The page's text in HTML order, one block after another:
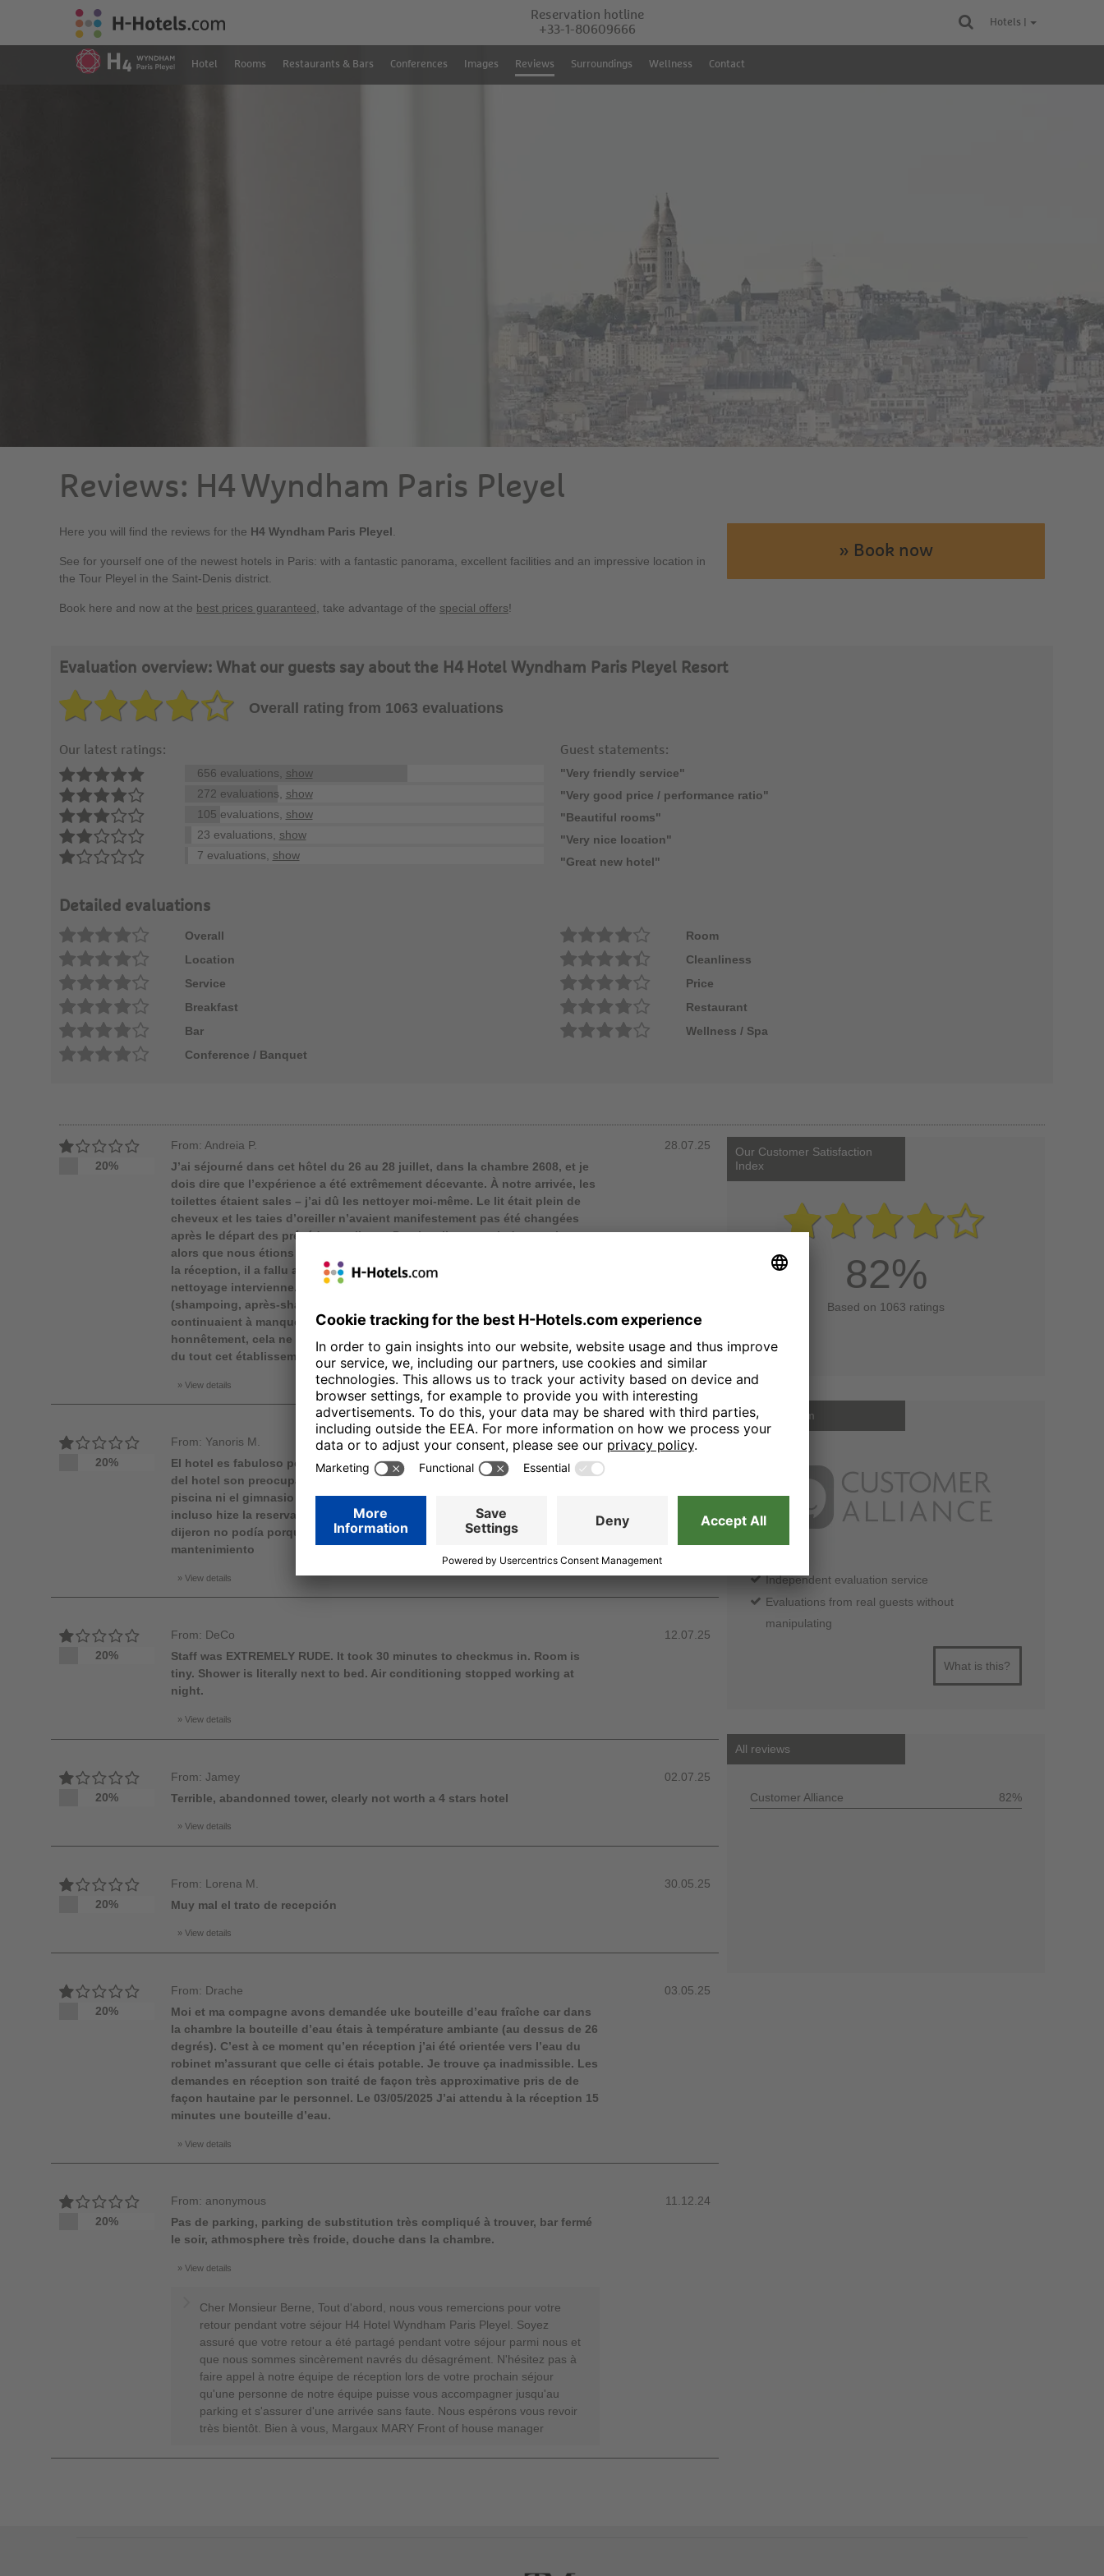
Reservation hotline
+33-1-80609666
Hotels |
Hotel Rooms Restaurants & Bars Conferences Images Reviews Surroundings Wellness Contact
Reviews: H4 Wyndham Paris Pleyel
Here you will find the reviews for the H4 Wyndham Paris Pleyel
See for yourself one of the newest hotels in Paris: with a fantastic panorama, excellent facilities and an impressive location in
the Tour Pleyel in the Saint-Denis district.
Book here and now at the best prices guaranteed , take advantage of the special offers!
» Book now
Evaluation overview: What our guests say about the H4 Hotel Wyndham Paris Pleyel Resort
Overall rating from 1063 evaluations
Our latest ratings:
656 evaluations, show
272 evaluations, show
105 evaluations, show
23 evaluations, show
7 evaluations, show
Guest statements:
"Very friendly service"
"Very good price / performance ratio"
"Beautiful rooms"
"Very nice location"
"Great new hotel"
Detailed evaluations
Overall
Room
Location
Cleanliness
Service
Price
Breakfast
Restaurant
Bar
Wellness / Spa
Conference / Banquet
20%
From: Andreia P.
J’ai séjourné dans cet hôtel du 26 au 28 juillet, dans la chambre 2608, et je
dois dire que l’expérience a été extrêmement décevante. À notre arrivée, les
toilettes étaient sales – j’ai dû les nettoyer moi-même. Le lit était plein de
cheveux et les taies d’oreiller n’avaient manifestement pas été changées
après le départ des précédents clients. De plus, il manquait des serviettes,
alors que nous étions deux personnes. Après avoir signalé ces problèmes à
la réception, il a fallu attendre une heure et demie pour que le service de
nettoyage intervienne. Lors du ménage quotidien, les produits de toilette
(shampoing, après-shampoing) n’ont pas été remplacés, et les serviettes
continuaient à manquer. J’ai payé plus de 500€ pour ce séjour et,
honnêtement, cela ne valait absolument pas ce prix. Je ne recommande pas
du tout cet établissement et j’estime qu’une compensation
View details
28.07.25
20%
From: Yanoris M.
El hotel es fabuloso pero la poca disponibilidad para usar las amenidades
del hotel son preocupantes estuve allí 4 días y no pude usar ni el bar ni la
piscina ni el gimnasio todo era por reserva siempre había eventos privados
incluso hize la reserva y al presentarme para hacer uso de la piscina me
dijeron no podía porque a pesar de mi reserva la piscina estaba en
mantenimiento
View details
15.07.25
20%
From: DeCo
Staff was EXTREMELY RUDE. It took 30 minutes to checkmus in. Room is
tiny. Shower is literally next to bed. Air conditioning stopped working at
night.
View details
12.07.25
20%
From: Jamey
Terrible, abandonned tower, clearly not worth a 4 stars hotel
View details
02.07.25
20%
From: Lorena M.
Muy mal el trato de recepción
View details
30.05.25
20%
From: Drache
Moi et ma compagne avons demandée uke bouteille d’eau fraîche car dans
la chambre la bouteille d’eau étais à température ambiante (au dessus de 26
degrés). C’est à ce moment qu’en réception j’ai été orientée vers l’eau du
robinet m’assurant que celle ci étais potable. Je trouve ça inadmissible. Les
demandes en réception son traité de façon très approximative pris de de
façon hautaine par le personnel. Le 03/05/2025 J’ai attendu à la réception 15
minutes une bouteille d’eau.
View details
03.05.25
20%
From: anonymous
Pas de parking, parking de substitution très compliqué à trouver, bar fermé
le soir, athmosphere très froide, douche dans la chambre.
View details
Cher Monsieur Berne, Tout d'abord, nous vous remercions pour votre
retour pendant votre séjour H4 Hotel Wyndham Paris Pleyel. Soyez
assuré que votre retour a été partagé pendant votre séjour parmi nous et
que nous sommes sincèrement navrés du désagrément. N'hésitez pas à
faire appel à notre équipe de réception lors de votre prochain séjour
qu'une personne de notre équipe puisse vous accompagner jusqu'au
parking et s'assurer d'une arrivée sans faute. Nous espérons vous revoir
très bientôt. Bien à vous, Margaux MARY Front of house manager
11.12.24
Our Customer Satisfaction
Index
82%
Based on 1063 ratings
Certificate from
Independent evaluation service
Evaluations from real guests without
manipulating
What is this?
All reviews
Customer Alliance 82%